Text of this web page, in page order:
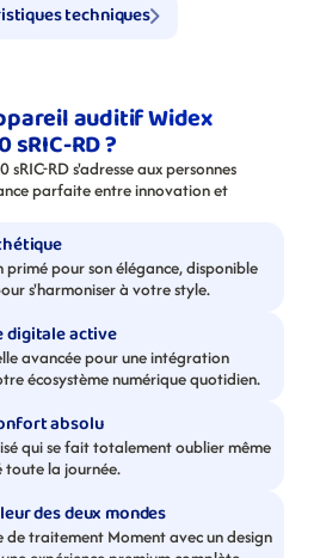
techniques
auditif Widex
RD ?
RD s'adresse aux personnes
parfaite entre innovation et
primé pour son élégance, disponible
s'harmoniser à votre style.
digitale active
avancée pour une intégration
écosystème numérique quotidien.
absolu
qui se fait totalement oublier même
la journée.
des deux mondes
de traitement Moment avec un design